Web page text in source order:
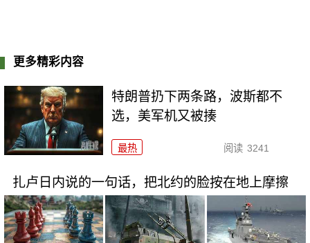
更多精彩内容
特朗普扔下两条路，波斯都不
选，美军机又被揍
最热 阅读 3241
扎卢日内说的一句话，把北约的脸按在地上摩擦